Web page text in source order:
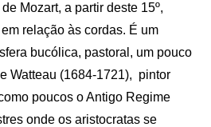
Mozart, a partir deste 15º,
relação às cordas. É um
bucólica, pastoral, um pouco
Watteau (1684-1721), pintor
poucos o Antigo Regime
onde os aristocratas se